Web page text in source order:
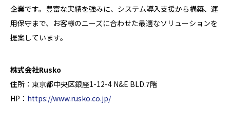
企業です。豊富な実績を強みに、システム導入支援から構築、運
用保守まで、お客様のニーズに合わせた最適なソリューションを
提案しています。
株式会社Rusko
住所：東京都中央区銀座1-12-4 N&E BLD.7階
HP： https://www.rusko.co.jp/